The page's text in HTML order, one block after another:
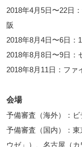
2018年4月5日〜22日
阪
2018年8月4日〜6日：
2018年8月8日〜9日：
2018年8月11日：ファ
会場
予備審査（海外）：ビ
予備審査（国内）：
ウゼ」）、名古屋（